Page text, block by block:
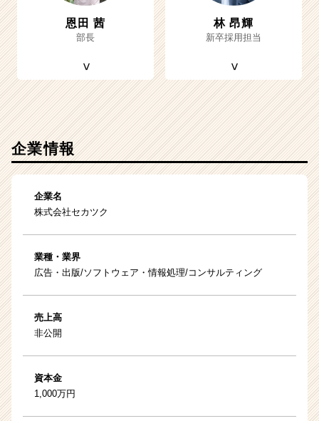
恩田 茜
部長
林 昂輝
新卒採用担当
企業情報
企業名
株式会社セカツク
業種・業界
広告・出版/ソフトウェア・情報処理/コンサルティング
売上高
非公開
資本金
1,000万円